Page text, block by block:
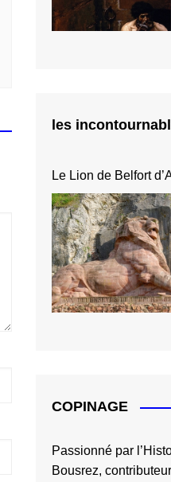
les
Le Lion de Belfort
COPINAGE
Passionné par
Bousrez,